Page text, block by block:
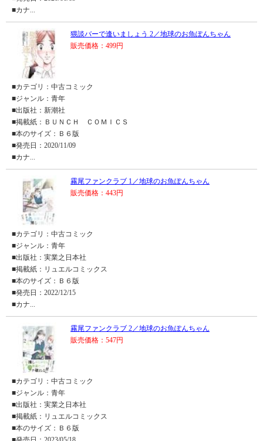
■カナ...
猥談バーで逢いましょう 2／地球のお魚ぽんちゃん
販売価格：499円
■カテゴリ：中古コミック
■ジャンル：青年
■出版社：新潮社
■掲載紙：ＢＵＮＣＨ ＣＯＭＩＣＳ
■本のサイズ：Ｂ６版
■発売日：2020/11/09
■カナ...
霧尾ファンクラブ 1／地球のお魚ぽんちゃん
販売価格：443円
■カテゴリ：中古コミック
■ジャンル：青年
■出版社：実業之日本社
■掲載紙：リュエルコミックス
■本のサイズ：Ｂ６版
■発売日：2022/12/15
■カナ...
霧尾ファンクラブ 2／地球のお魚ぽんちゃん
販売価格：547円
■カテゴリ：中古コミック
■ジャンル：青年
■出版社：実業之日本社
■掲載紙：リュエルコミックス
■本のサイズ：Ｂ６版